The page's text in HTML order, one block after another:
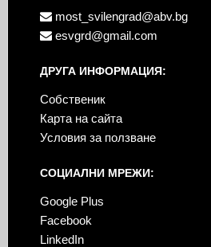
most_svilengrad@abv.bg
esvgrd@gmail.com
ДРУГА ИНФОРМАЦИЯ:
Собственик
Карта на сайта
Условия за ползване
СОЦИАЛНИ МРЕЖИ:
Google Plus
Facebook
LinkedIn